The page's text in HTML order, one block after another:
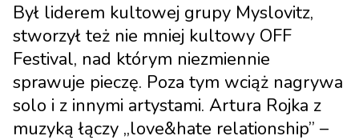
Był liderem kultowej grupy Myslovitz,
stworzył też nie mniej kultowy OFF
Festival, nad którym niezmiennie
sprawuje pieczę. Poza tym wciąż nagrywa
solo i z innymi artystami. Artura Rojka z
muzyką łączy „love&hate relationship” –